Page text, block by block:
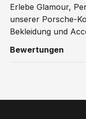
Erlebe Glamour,
unserer Porsche-
Bekleidung und
Bewertungen